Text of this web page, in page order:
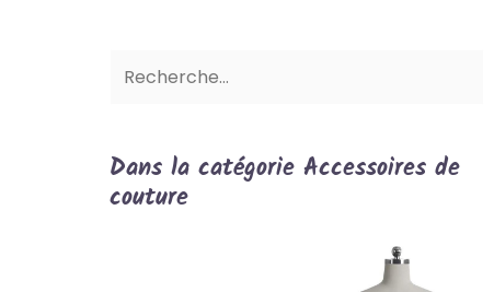
Dans la catégorie Accessoires de
couture